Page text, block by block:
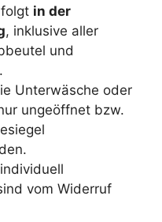
in der
, inklusive aller
und
Unterwäsche oder
ungeöffnet bzw.
vom Widerruf